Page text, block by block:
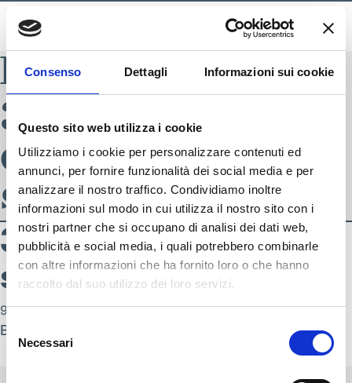
Consenso Dettagli Informazioni sui cookie
Questo sito web utilizza i cookie
Utilizziamo i cookie per personalizzare contenuti ed
annunci, per fornire funzionalità dei social media e per
analizzare il nostro traffico. Condividiamo inoltre
informazioni sul modo in cui utilizza il nostro sito con i
nostri partner che si occupano di analisi dei dati web,
pubblicità e social media, i quali potrebbero combinarle
con altre informazioni che ha fornito loro o che hanno
raccolto dal suo utilizzo dei loro servizi.
Selezione
delNecessari
BLADE INDEX
371A9041 –
donna
sportwear-23
371A9041 – donna
sportwear-23
9 Agosto 2023
By
SEGUICI SU